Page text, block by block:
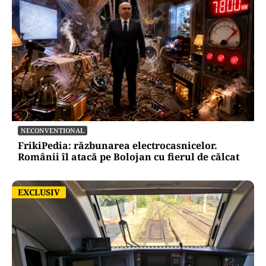
NECONVENTIONAL
FrikiPedia: răzbunarea electrocasnicelor.
Românii îl atacă pe Bolojan cu fierul de călcat
EXCLUSIV
EXCLUSIV